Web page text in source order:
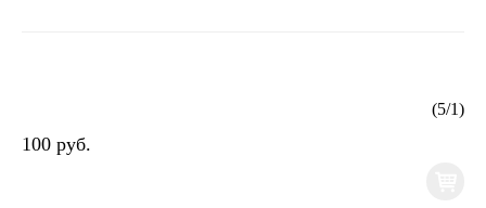
(5/1)
100 руб.